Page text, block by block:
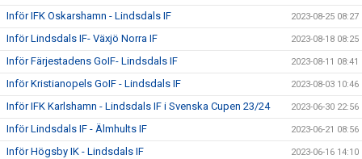
Inför IFK Oskarshamn - Lindsdals IF 2023-08-25 08:27
Inför Lindsdals IF- Växjö Norra IF 2023-08-18 08:25
Inför Färjestadens GoIF- Lindsdals IF 2023-08-11 08:41
Inför Kristianopels GoIF - Lindsdals IF 2023-08-03 10:46
Inför IFK Karlshamn - Lindsdals IF i Svenska Cupen 23/24 2023-06-30 22:56
Inför Lindsdals IF - Älmhults IF 2023-06-21 08:56
Inför Högsby IK - Lindsdals IF 2023-06-16 14:10